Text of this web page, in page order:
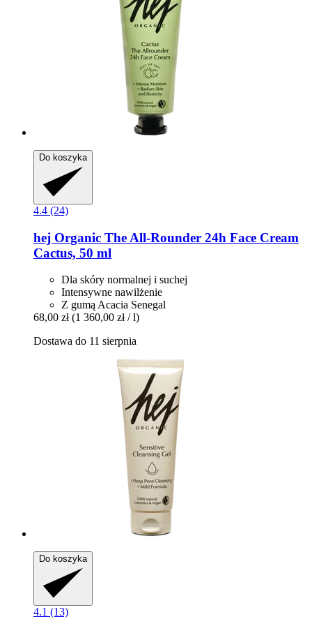
Do koszyka
4.4 (24)
hej Organic The All-​Rounder 24h Face Cream
Cactus, 50 ml
Dla skóry normalnej i suchej
Intensywne nawilżenie
Z gumą Acacia Senegal
68,00 zł (1 360,00 zł / l)
Dostawa do 11 sierpnia
Do koszyka
4.1 (13)